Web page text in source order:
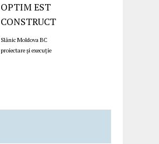
OPTIM EST
CONSTRUCT
Slănic Moldova BC
proiectare și execuție